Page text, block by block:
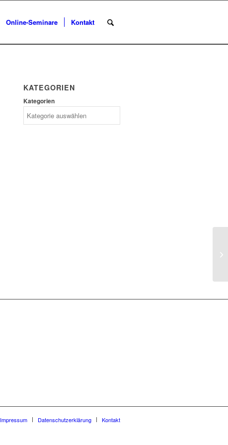
Online-Seminare Kontakt
KATEGORIEN
Kategorien
Impressum Datenschutzerklärung Kontakt